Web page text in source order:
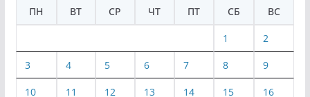
ПН
ВТ СР ЧТ ПТ СБ ВС
1 2
3 4 5 6 7 8 9
10 11 12 13 14 15 16